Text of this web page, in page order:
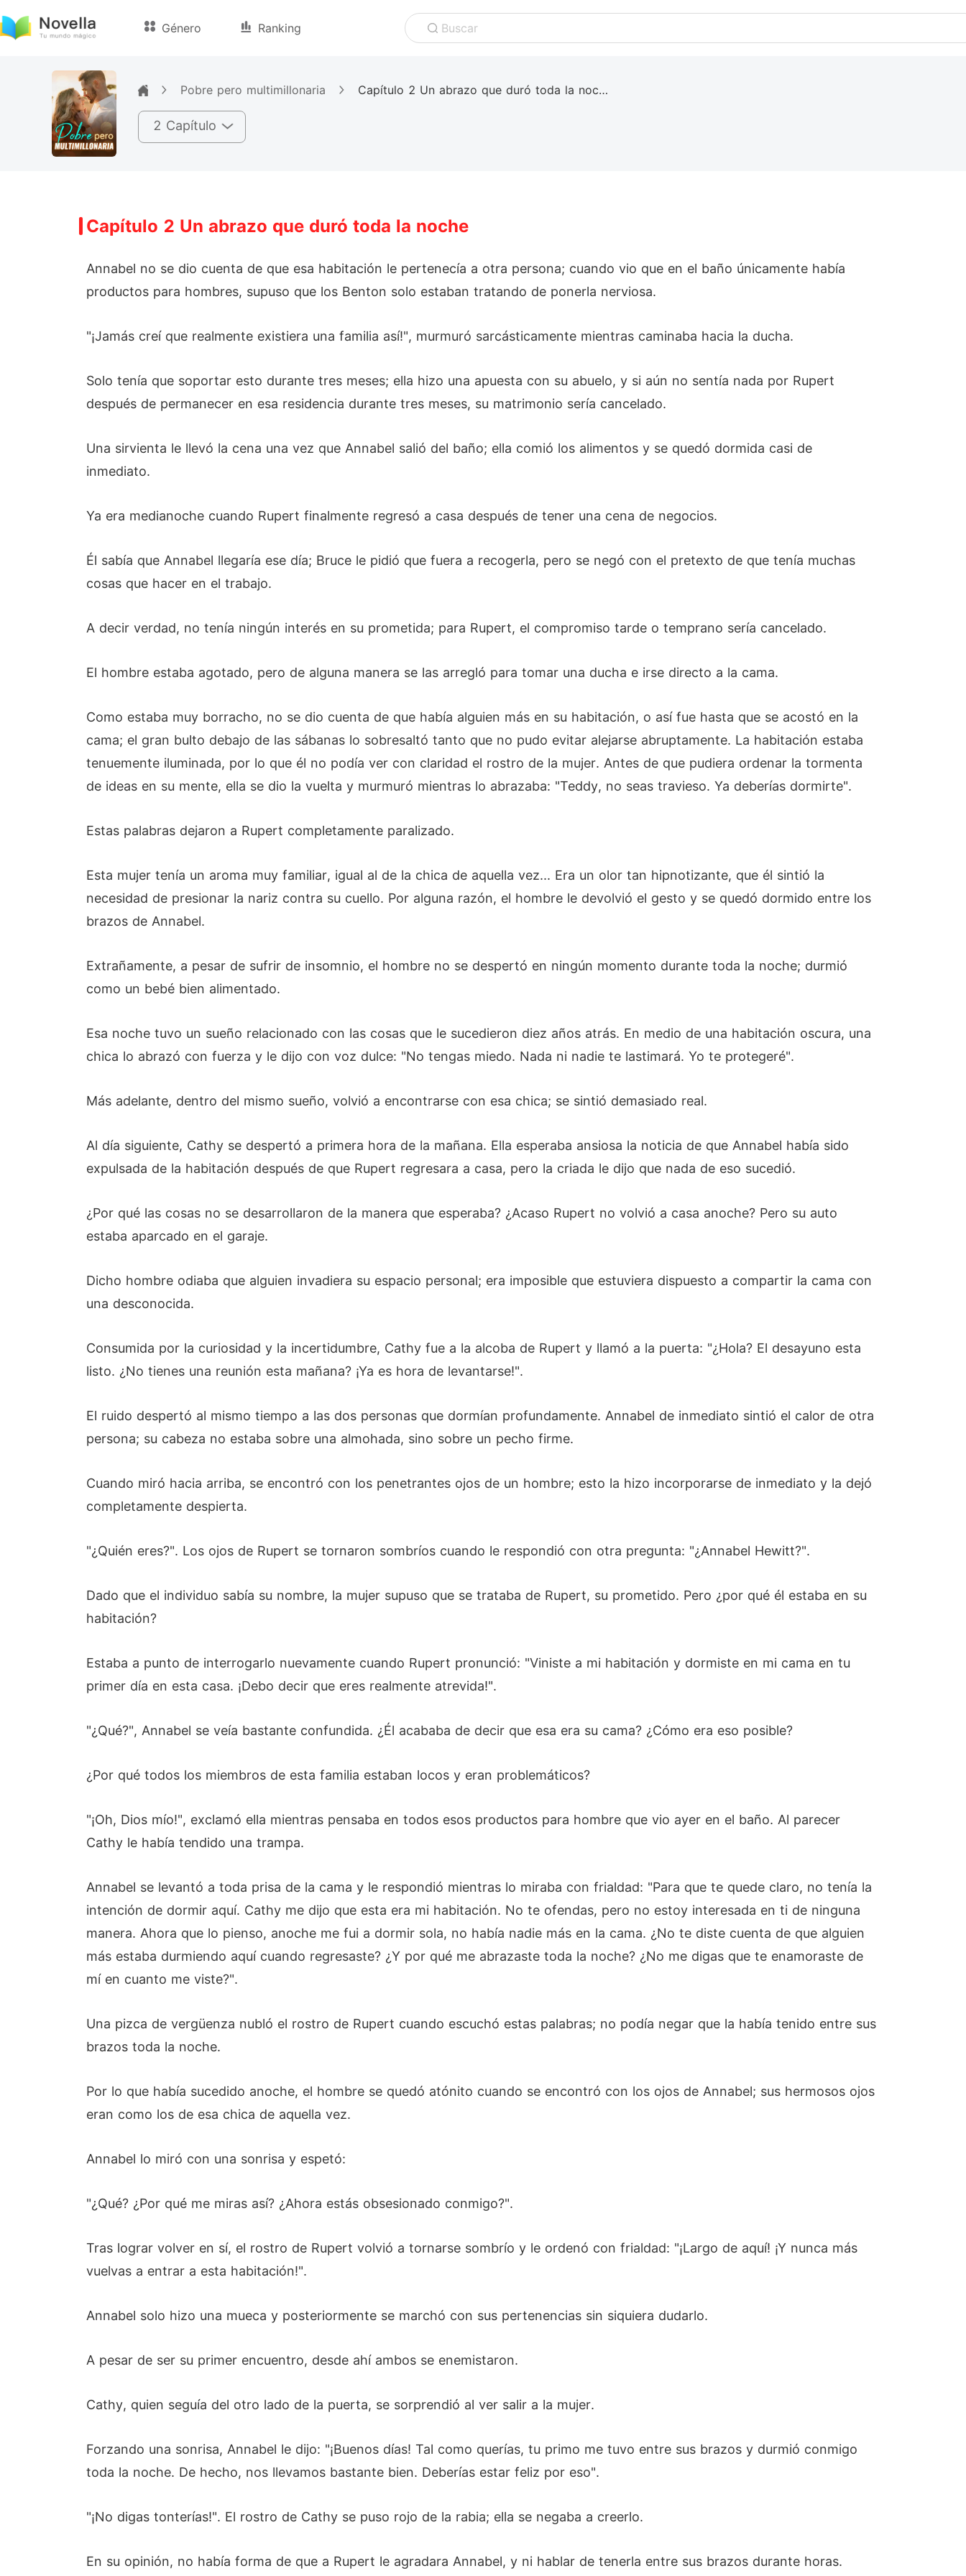
Género Ranking Buscar
Pobre pero multimillonaria Capítulo 2 Un abrazo que duró toda la noche
2 Capítulo
Capítulo 2 Un abrazo que duró toda la noche
Annabel no se dio cuenta de que esa habitación le pertenecía a otra persona; cuando vio que en el baño únicamente había
productos para hombres, supuso que los Benton solo estaban tratando de ponerla nerviosa.
"¡Jamás creí que realmente existiera una familia así!", murmuró sarcásticamente mientras caminaba hacia la ducha.
Solo tenía que soportar esto durante tres meses; ella hizo una apuesta con su abuelo, y si aún no sentía nada por Rupert
después de permanecer en esa residencia durante tres meses, su matrimonio sería cancelado.
Una sirvienta le llevó la cena una vez que Annabel salió del baño; ella comió los alimentos y se quedó dormida casi de
inmediato.
Ya era medianoche cuando Rupert finalmente regresó a casa después de tener una cena de negocios.
Él sabía que Annabel llegaría ese día; Bruce le pidió que fuera a recogerla, pero se negó con el pretexto de que tenía muchas
cosas que hacer en el trabajo.
A decir verdad, no tenía ningún interés en su prometida; para Rupert, el compromiso tarde o temprano sería cancelado.
El hombre estaba agotado, pero de alguna manera se las arregló para tomar una ducha e irse directo a la cama.
Como estaba muy borracho, no se dio cuenta de que había alguien más en su habitación, o así fue hasta que se acostó en la
cama; el gran bulto debajo de las sábanas lo sobresaltó tanto que no pudo evitar alejarse abruptamente. La habitación estaba
tenuemente iluminada, por lo que él no podía ver con claridad el rostro de la mujer. Antes de que pudiera ordenar la tormenta
de ideas en su mente, ella se dio la vuelta y murmuró mientras lo abrazaba: "Teddy, no seas travieso. Ya deberías dormirte".
Estas palabras dejaron a Rupert completamente paralizado.
Esta mujer tenía un aroma muy familiar, igual al de la chica de aquella vez... Era un olor tan hipnotizante, que él sintió la
necesidad de presionar la nariz contra su cuello. Por alguna razón, el hombre le devolvió el gesto y se quedó dormido entre los
brazos de Annabel.
Extrañamente, a pesar de sufrir de insomnio, el hombre no se despertó en ningún momento durante toda la noche; durmió
como un bebé bien alimentado.
Esa noche tuvo un sueño relacionado con las cosas que le sucedieron diez años atrás. En medio de una habitación oscura, una
chica lo abrazó con fuerza y le dijo con voz dulce: "No tengas miedo. Nada ni nadie te lastimará. Yo te protegeré".
Más adelante, dentro del mismo sueño, volvió a encontrarse con esa chica; se sintió demasiado real.
Al día siguiente, Cathy se despertó a primera hora de la mañana. Ella esperaba ansiosa la noticia de que Annabel había sido
expulsada de la habitación después de que Rupert regresara a casa, pero la criada le dijo que nada de eso sucedió.
¿Por qué las cosas no se desarrollaron de la manera que esperaba? ¿Acaso Rupert no volvió a casa anoche? Pero su auto
estaba aparcado en el garaje.
Dicho hombre odiaba que alguien invadiera su espacio personal; era imposible que estuviera dispuesto a compartir la cama con
una desconocida.
Consumida por la curiosidad y la incertidumbre, Cathy fue a la alcoba de Rupert y llamó a la puerta: "¿Hola? El desayuno esta
listo. ¿No tienes una reunión esta mañana? ¡Ya es hora de levantarse!".
El ruido despertó al mismo tiempo a las dos personas que dormían profundamente. Annabel de inmediato sintió el calor de otra
persona; su cabeza no estaba sobre una almohada, sino sobre un pecho firme.
Cuando miró hacia arriba, se encontró con los penetrantes ojos de un hombre; esto la hizo incorporarse de inmediato y la dejó
completamente despierta.
"¿Quién eres?". Los ojos de Rupert se tornaron sombríos cuando le respondió con otra pregunta: "¿Annabel Hewitt?".
Dado que el individuo sabía su nombre, la mujer supuso que se trataba de Rupert, su prometido. Pero ¿por qué él estaba en su
habitación?
Estaba a punto de interrogarlo nuevamente cuando Rupert pronunció: "Viniste a mi habitación y dormiste en mi cama en tu
primer día en esta casa. ¡Debo decir que eres realmente atrevida!".
"¿Qué?", Annabel se veía bastante confundida. ¿Él acababa de decir que esa era su cama? ¿Cómo era eso posible?
¿Por qué todos los miembros de esta familia estaban locos y eran problemáticos?
"¡Oh, Dios mío!", exclamó ella mientras pensaba en todos esos productos para hombre que vio ayer en el baño. Al parecer
Cathy le había tendido una trampa.
Annabel se levantó a toda prisa de la cama y le respondió mientras lo miraba con frialdad: "Para que te quede claro, no tenía la
intención de dormir aquí. Cathy me dijo que esta era mi habitación. No te ofendas, pero no estoy interesada en ti de ninguna
manera. Ahora que lo pienso, anoche me fui a dormir sola, no había nadie más en la cama. ¿No te diste cuenta de que alguien
más estaba durmiendo aquí cuando regresaste? ¿Y por qué me abrazaste toda la noche? ¿No me digas que te enamoraste de
mí en cuanto me viste?".
Una pizca de vergüenza nubló el rostro de Rupert cuando escuchó estas palabras; no podía negar que la había tenido entre sus
brazos toda la noche.
Por lo que había sucedido anoche, el hombre se quedó atónito cuando se encontró con los ojos de Annabel; sus hermosos ojos
eran como los de esa chica de aquella vez.
Annabel lo miró con una sonrisa y espetó:
"¿Qué? ¿Por qué me miras así? ¿Ahora estás obsesionado conmigo?".
Tras lograr volver en sí, el rostro de Rupert volvió a tornarse sombrío y le ordenó con frialdad: "¡Largo de aquí! ¡Y nunca más
vuelvas a entrar a esta habitación!".
Annabel solo hizo una mueca y posteriormente se marchó con sus pertenencias sin siquiera dudarlo.
A pesar de ser su primer encuentro, desde ahí ambos se enemistaron.
Cathy, quien seguía del otro lado de la puerta, se sorprendió al ver salir a la mujer.
Forzando una sonrisa, Annabel le dijo: "¡Buenos días! Tal como querías, tu primo me tuvo entre sus brazos y durmió conmigo
toda la noche. De hecho, nos llevamos bastante bien. Deberías estar feliz por eso".
"¡No digas tonterías!". El rostro de Cathy se puso rojo de la rabia; ella se negaba a creerlo.
En su opinión, no había forma de que a Rupert le agradara Annabel, y ni hablar de tenerla entre sus brazos durante horas.